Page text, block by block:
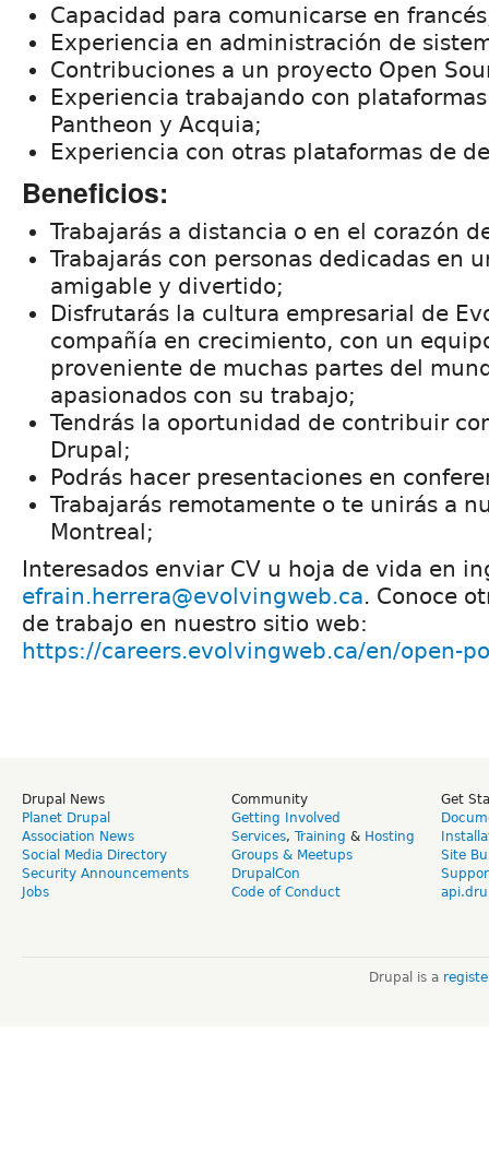
Capacidad para comunicarse en
Experiencia en administración de
Contribuciones a un proyecto Open
Experiencia trabajando con
Pantheon y Acquia;
Experiencia con otras plataformas de
Beneficios:
Trabajarás a distancia o en el corazón
Trabajarás con personas dedicadas en
amigable y divertido;
Disfrutarás la cultura empresarial de
compañía en crecimiento, con un
proveniente de muchas partes del
apasionados con su trabajo;
Tendrás la oportunidad de contribuir
Drupal;
Podrás hacer presentaciones en
Trabajarás remotamente o te unirás a
Montreal;
Interesados enviar CV u hoja de vida en
efrain.herrera@evolvingweb.ca. Conoce
de trabajo en nuestro sitio web:
https://careers.evolvingweb.ca/en/open-
Drupal News
Planet Drupal
Association News
Social Media Directory
Security Announcements
Jobs
Community
Getting Involved
Services, Training & Hosting
Groups & Meetups
DrupalCon
Code of Conduct
Get
Site
Drupal is a